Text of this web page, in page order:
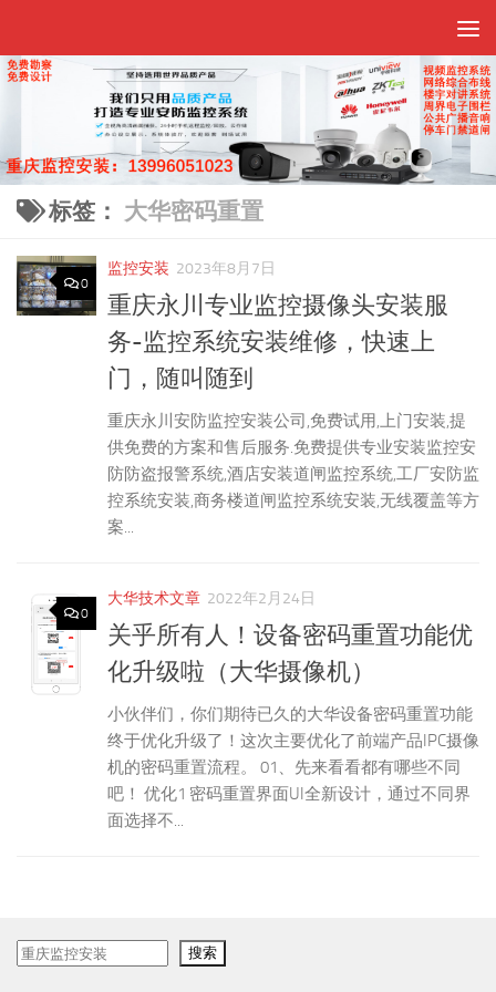
标签： 大华密码重置
0
监控安装 2023年8月7日
重庆永川专业监控摄像头安装服
务-监控系统安装维修，快速上
门，随叫随到
重庆永川安防监控安装公司,免费试用,上门安装,提
供免费的方案和售后服务.免费提供专业安装监控安
防防盗报警系统,酒店安装道闸监控系统,工厂安防监
控系统安装,商务楼道闸监控系统安装,无线覆盖等方
案...
0
大华技术文章 2022年2月24日
关乎所有人！设备密码重置功能优
化升级啦（大华摄像机）
小伙伴们，你们期待已久的大华设备密码重置功能
终于优化升级了！这次主要优化了前端产品IPC摄像
机的密码重置流程。 01、先来看看都有哪些不同
吧！ 优化1 密码重置界面UI全新设计，通过不同界
面选择不...
搜
搜索